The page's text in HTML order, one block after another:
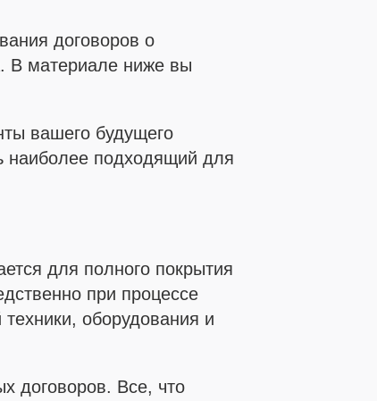
договоров о
В материале ниже вы
вашего будущего
наиболее подходящий для
для полного покрытия
при процессе
техники, оборудования и
договоров. Все, что